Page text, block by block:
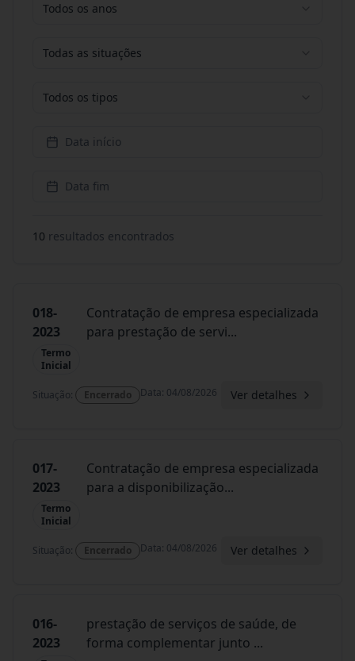
Todos os anos
Todas as situações
Todos os tipos
Data início
Data fim
10 resultados encontrados
018-
2023
Termo
Inicial
Contratação de empresa especializada
para prestação de servi...
Situação: Encerrado Data: 04/08/2026 Ver detalhes
017-
2023
Termo
Inicial
Contratação de empresa especializada
para a disponibilização...
Situação: Encerrado Data: 04/08/2026 Ver detalhes
016-
2023
prestação de serviços de saúde, de
forma complementar junto ...